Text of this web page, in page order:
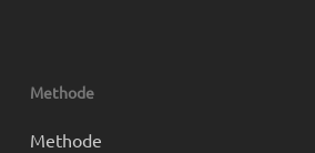
Methode
Methode